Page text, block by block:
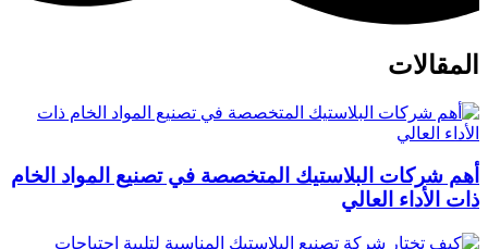
المقالات
أهم شركات البلاستيك المتخصصة في تصنيع المواد الخام
ذات الأداء العالي